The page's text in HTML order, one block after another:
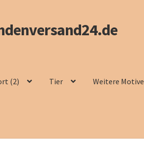
(2) Tier Weitere Motive